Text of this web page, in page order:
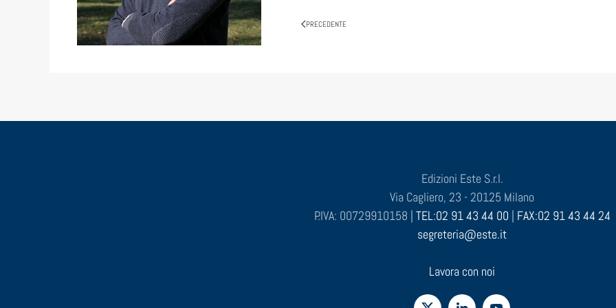
PRECEDENTE
Edizioni Este S.r.l.
Via Cagliero, 23 - 20125 Milano
P.IVA: 00729910158 | TEL:02 91 43 44 00 | FAX:02 91 43 44 24
segreteria@este.it
Lavora con noi